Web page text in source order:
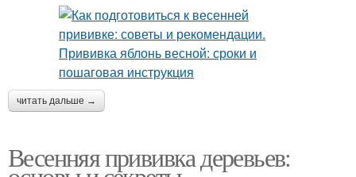
читать дальше →
Весенняя прививка деревьев: